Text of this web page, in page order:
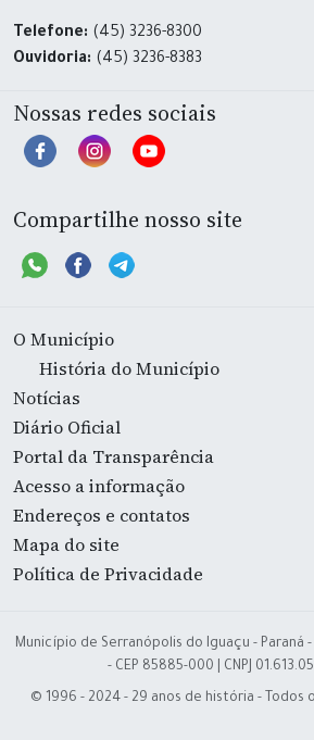
Telefone: (45) 3236-8300
Ouvidoria: (45) 3236-8383
Nossas redes sociais
Compartilhe nosso site
O Município
História do Município
Notícias
Diário Oficial
Portal da Transparência
Acesso a informação
Endereços e contatos
Mapa do site
Política de Privacidade
Município de Serranópolis do Iguaçu - Paraná -
- CEP 85885-000 | CNPJ
© 1996 - 2024 - 29 anos de história - Todos